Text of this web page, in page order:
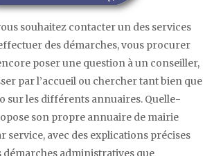
souhaitez contacter un des services
des démarches, vous procurer
poser une question à un conseiller,
par l’accueil ou chercher tant bien que
sur les différents annuaires. Quelle-
son propre annuaire de mairie
service, avec des explications précises
administratives que